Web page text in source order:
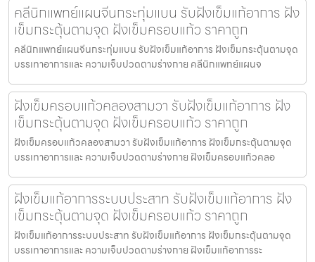
คลีนิกแพทย์แผนจีนกระทุ่มแบน รับฝังเข็มแก้อาการ ฝัง
เข็มกระตุ้นตามจุด ฝังเข็มครอบแก้ว ราคาถูก
คลีนิกแพทย์แผนจีนกระทุ่มแบน รับฝังเข็มแก้อาการ ฝังเข็มกระตุ้นตามจุด
บรรเทาอาการและ ความเจ็บปวดตามร่างกาย คลีนิกแพทย์แผนจ
ฝังเข็มครอบแก้วคลองสามวา รับฝังเข็มแก้อาการ ฝัง
เข็มกระตุ้นตามจุด ฝังเข็มครอบแก้ว ราคาถูก
ฝังเข็มครอบแก้วคลองสามวา รับฝังเข็มแก้อาการ ฝังเข็มกระตุ้นตามจุด
บรรเทาอาการและ ความเจ็บปวดตามร่างกาย ฝังเข็มครอบแก้วคลอ
ฝังเข็มแก้อาการระบบประสาท รับฝังเข็มแก้อาการ ฝัง
เข็มกระตุ้นตามจุด ฝังเข็มครอบแก้ว ราคาถูก
ฝังเข็มแก้อาการระบบประสาท รับฝังเข็มแก้อาการ ฝังเข็มกระตุ้นตามจุด
บรรเทาอาการและ ความเจ็บปวดตามร่างกาย ฝังเข็มแก้อาการระ